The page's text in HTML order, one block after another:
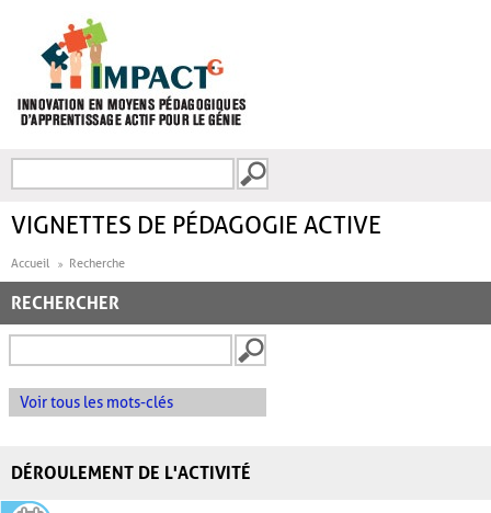
FORMULAIRE DE
VIGNETTES DE PÉDAGOGIE ACTIVE
Accueil Recherche
RECHERCHER
Voir tous les mots-clés
DÉROULEMENT DE L'ACTIVITÉ